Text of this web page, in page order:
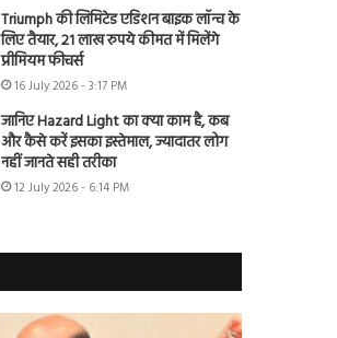
Triumph की लिमिटेड एडिशन बाइक लॉन्च के
लिए तैयार, 21 लाख रुपये कीमत में मिलेंगे
प्रीमियम फीचर्स
16 July 2026 - 3:17 PM
जानिए Hazard Light का क्या काम है, कब
और कैसे करें इसका इस्तेमाल, ज्यादातर लोग
नहीं जानते सही तरीका
12 July 2026 - 6:14 PM